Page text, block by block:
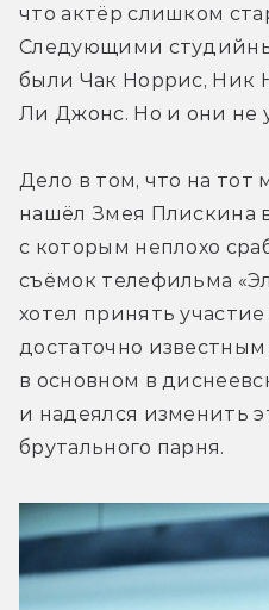
что актёр слишком
Следующими
были Чак Норрис, Ник
Ли Джонс. Но и они не
Дело в том, что на
нашёл Змея Плискина
с которым неплохо
съёмок телефильма
хотел принять
достаточно известным
в основном в
и надеялся изменить
брутального парня.